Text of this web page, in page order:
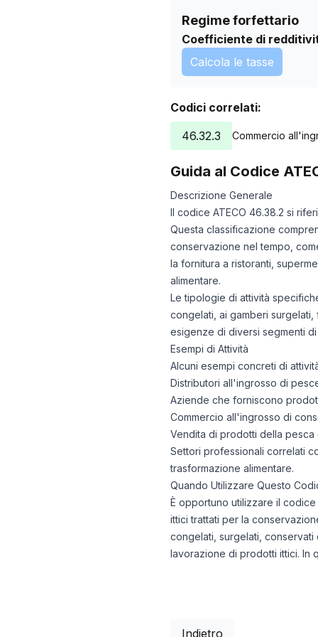
Regime forfettario
Coefficiente di
Calcola le tasse
Codici correlati:
46.32.3
Commercio
Guida al Codice
Descrizione Generale
Il codice ATECO 46.38.2 si
Questa classificazione
conservazione nel tempo,
la fornitura a ristoranti,
alimentare.
Le tipologie di attività
congelati, ai gamberi
esigenze di diversi segmenti
Esempi di Attività
Alcuni esempi concreti di
Distributori all'ingrosso di
Aziende che forniscono
Commercio all'ingrosso di
Vendita di prodotti della pesca
Settori professionali correlati
trasformazione alimentare.
Quando Utilizzare Questo
È opportuno utilizzare il
ittici trattati per la
congelati, surgelati,
lavorazione di prodotti ittici. In
Indietro